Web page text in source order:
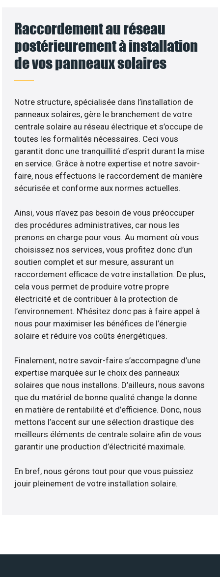
Raccordement au réseau
postérieurement à installation
de vos panneaux solaires
Notre structure, spécialisée dans l’installation de
panneaux solaires, gère le branchement de votre
centrale solaire au réseau électrique et s’occupe de
toutes les formalités nécessaires. Ceci vous
garantit donc une tranquillité d’esprit durant la mise
en service. Grâce à notre expertise et notre savoir-
faire, nous effectuons le raccordement de manière
sécurisée et conforme aux normes actuelles.
Ainsi, vous n’avez pas besoin de vous préoccuper
des procédures administratives, car nous les
prenons en charge pour vous. Au moment où vous
choisissez nos services, vous profitez donc d’un
soutien complet et sur mesure, assurant un
raccordement efficace de votre installation. De plus,
cela vous permet de produire votre propre
électricité et de contribuer à la protection de
l’environnement. N’hésitez donc pas à faire appel à
nous pour maximiser les bénéfices de l’énergie
solaire et réduire vos coûts énergétiques.
Finalement, notre savoir-faire s’accompagne d’une
expertise marquée sur le choix des panneaux
solaires que nous installons. D’ailleurs, nous savons
que du matériel de bonne qualité change la donne
en matière de rentabilité et d’efficience. Donc, nous
mettons l’accent sur une sélection drastique des
meilleurs éléments de centrale solaire afin de vous
garantir une production d’électricité maximale.
En bref, nous gérons tout pour que vous puissiez
jouir pleinement de votre installation solaire.